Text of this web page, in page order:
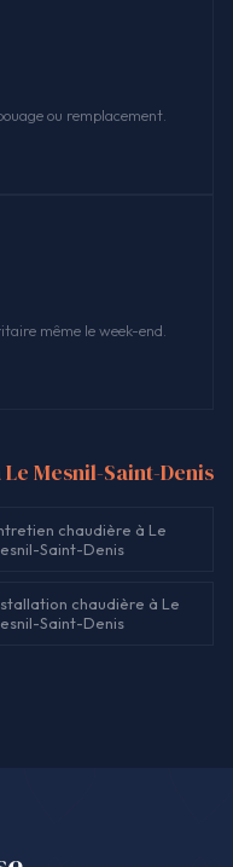
ou remplacement.
même le week-end.
Mesnil-Saint-Denis
chaudière à Le
Saint-Denis
chaudière à Le
Saint-Denis